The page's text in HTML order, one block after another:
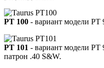
PT 100 - вариант модели PT
PT 101 - вариант модели
патрон .40 S&W.